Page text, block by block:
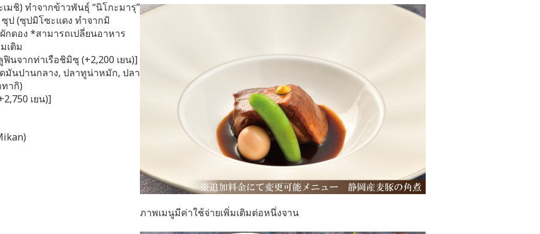
มชิ) ทำจากข้าวพันธุ์ “นิโกะมารุ”
ซุป (ซุปมิโซะแดง ทำจากมิ
กดอง *สามารถเปลี่ยนอาหาร
เติม
จากท่าเรือชิมิซุ (+2,200 เยน)]
มันปานกลาง, ปลาทูน่าหมัก, ปลา
ากิ)
เยน)]
ภาพเมนูมีค่าใช้จ่ายเพิ่มเติมต่อหนึ่งจาน